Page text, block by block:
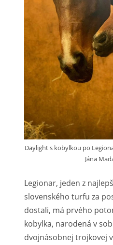
Daylight s kobylkou po
Jána
Legionar, jeden z
slovenského turfu za
dostali, má prvého
kobylka, narodená v
dvojnásobnej trojkovej